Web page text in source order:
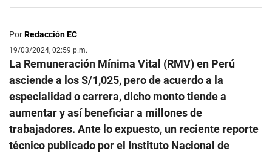
PorRedacción EC
19/03/2024, 02:59 p.m.
La Remuneración Mínima Vital (RMV) en Perú
asciende a los S/1,025, pero de acuerdo a la
especialidad o carrera, dicho monto tiende a
aumentar y así beneficiar a millones de
trabajadores. Ante lo expuesto, un reciente reporte
técnico publicado por el Instituto Nacional de